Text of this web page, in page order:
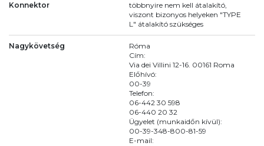
Konnektor
többnyire nem kell átalakító,
viszont bizonyos helyeken "TYPE
L" átalakító szükséges
Nagykövetség
Róma
Cím:
Via dei Villini 12-16. 00161 Roma
Előhívó:
00-39
Telefon:
06-442 30 598
06-440 20 32
Ügyelet (munkaidőn kívül):
00-39-348-800-81-59
E-mail: